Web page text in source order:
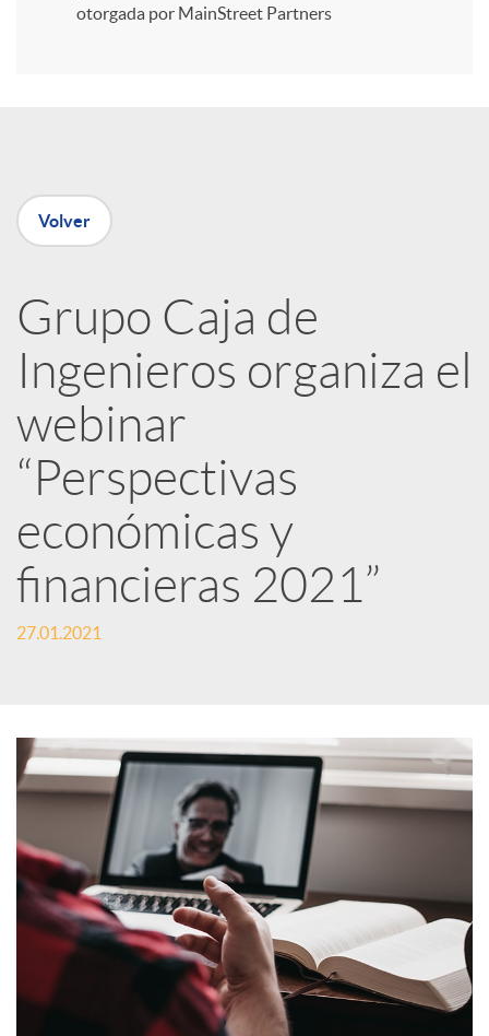
n
R
e
d
e
s
o
c
i
a
l
otorgada por MainStreet Partners
Volver
Grupo Caja de
Ingenieros organiza el
webinar
“Perspectivas
económicas y
financieras 2021”
27.01.2021